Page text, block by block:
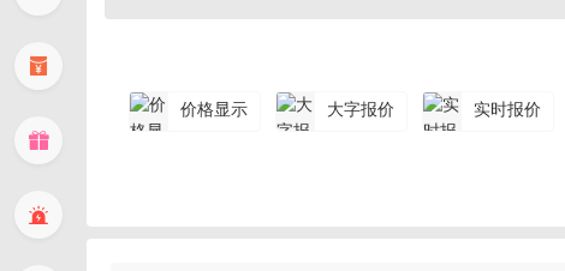
价格显示 大字报价 实时报价